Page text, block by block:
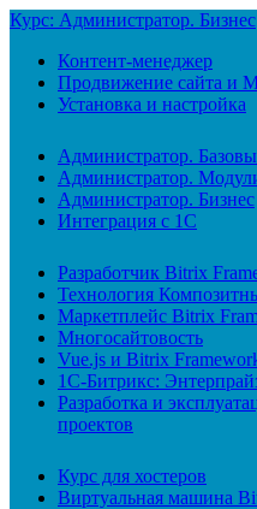
Курс: Администратор. Бизнес
Контент-менеджер
Продвижение сайта и
Установка и настройка
Администратор.
Администратор.
Администратор. Бизнес
Интеграция с 1С
Разработчик Bitrix
Технология
Маркетплейс Bitrix
Многосайтовость
Vue.js и Bitrix
1С-Битрикс:
Разработка и
проектов
Курс для хостеров
Виртуальная машина